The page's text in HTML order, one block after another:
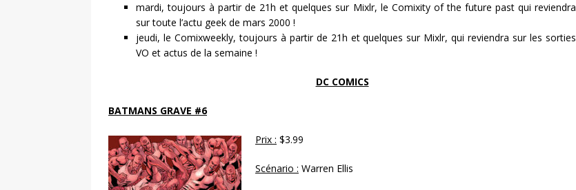
mardi, toujours à partir de 21h et quelques sur Mixlr, le Comixity of the future past qui reviendra
sur toute l’actu geek de mars 2000 !
jeudi, le Comixweekly, toujours à partir de 21h et quelques sur Mixlr, qui reviendra sur les sorties
VO et actus de la semaine !
DC COMICS
BATMANS GRAVE #6
Prix : $3.99
Scénario : Warren Ellis